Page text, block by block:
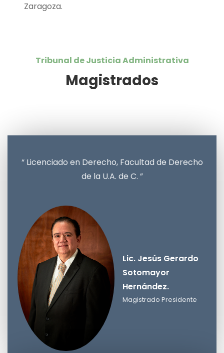
Zaragoza.
Tribunal de Justicia Administrativa
Magistrados
Lic. Jesús Gerardo Sotomayor
“ Licenciado en Derecho, Facultad de Derecho
de la U.A. de C. ”
Lic. Jesús Gerardo
Sotomayor
Hernández.
Magistrado Presidente